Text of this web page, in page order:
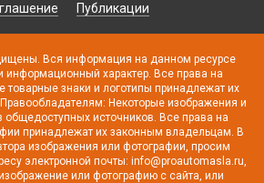
Публикации
Вся информация на данном ресурсе
информационный характер. Все права на
товарные знаки и логотипы принадлежат их
Некоторые изображения и
общедоступных источников. Все права на
принадлежат их законным владельцам. В
изображения или фотографии, просим
электронной почты: info@proautomasla.ru,
или фотографию с сайта, или